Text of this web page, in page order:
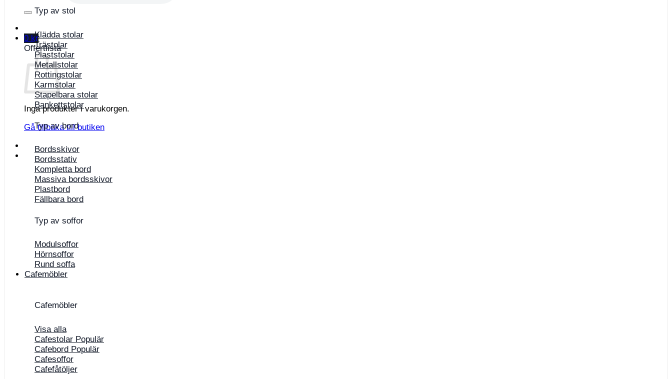
0 kr
Offertlista
Inga produkter i varukorgen.
Gå tillbaka till butiken
Typ av stol
Klädda stolar
Trästolar
Plaststolar
Metallstolar
Rottingstolar
Karmstolar
Stapelbara stolar
Bankettstolar
Typ av bord
Bordsskivor
Bordsstativ
Kompletta bord
Massiva bordsskivor
Plastbord
Fällbara bord
Typ av soffor
Modulsoffor
Hörnsoffor
Rund soffa
Cafemöbler
Cafemöbler
Visa alla
Cafestolar
Cafebord
Cafesoffor
Cafefåtöljer